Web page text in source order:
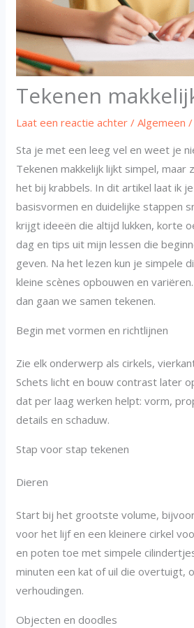
Tekenen
Laat een reactie achter /Algemeen
Sta je met een leeg vel en weet je
Tekenen makkelijk lijkt simpel, maar
het bij krabbels. In dit artikel laat ik
basisvormen en duidelijke stappen
krijgt ideeën die altijd lukken, korte
dag en tips uit mijn lessen die
geven. Na het lezen kun je simpele
kleine scènes opbouwen en
dan gaan we samen tekenen.
Begin met vormen en richtlijnen
Zie elk onderwerp als cirkels,
Schets licht en bouw contrast later
dat per laag werken helpt: vorm,
details en schaduw.
Stap voor stap tekenen
Dieren
Start bij het grootste volume,
voor het lijf en een kleinere cirkel
en poten toe met simpele
minuten een kat of uil die overtuigt,
verhoudingen.
Objecten en doodles